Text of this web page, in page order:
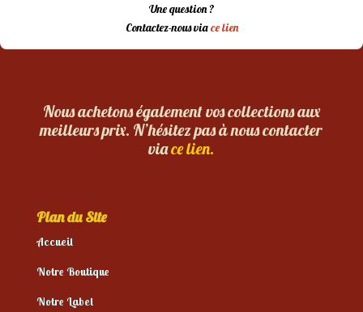
Une question ?
Contactez-nous viace lien
Nous achetons également vos collections aux
meilleurs prix. N’hésitez pas à nous contacter
viace lien.
Plan du Site
Accueil
Notre Boutique
Notre Label